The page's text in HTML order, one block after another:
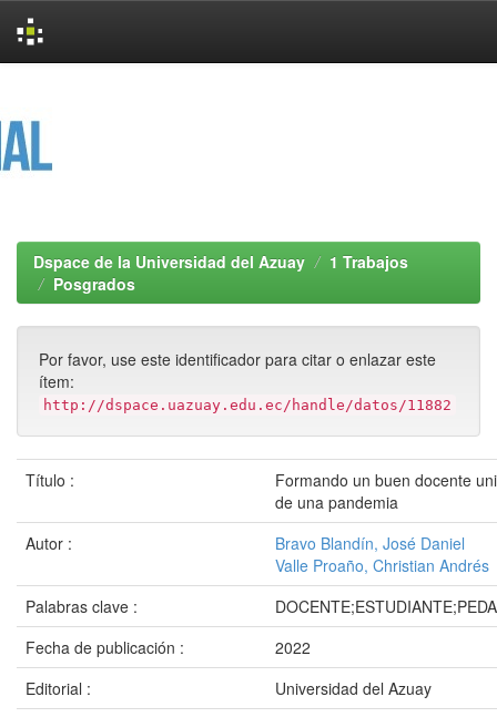
Dspace de la Universidad del Azuay
1 Trabajos
Posgrados
Por favor, use este identificador para citar o enlazar este
ítem:
http://dspace.uazuay.edu.ec/handle/datos/11882
Título :
Formando un buen docente
de una pandemia
Autor :
Bravo Blandín, José Daniel
Valle Proaño, Christian Andrés
Palabras clave :
Fecha de publicación :
2022
Editorial :
Universidad del Azuay